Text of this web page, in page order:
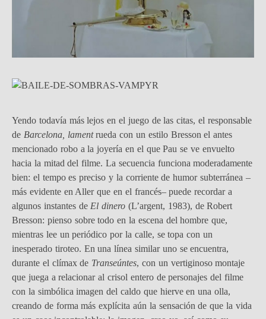
Yendo todavía más lejos en el juego de las citas, el responsable
de Barcelona, lamentrueda con un estilo Bresson el antes
mencionado robo a la joyería en el que Pau se ve envuelto
hacia la mitad del filme. La secuencia funciona moderadamente
bien: el tempo es preciso y la corriente de humor subterránea –
más evidente en Aller que en el francés– puede recordar a
algunos instantes de El dinero (L’argent, 1983), de Robert
Bresson: pienso sobre todo en la escena del hombre que,
mientras lee un periódico por la calle, se topa con un
inesperado tiroteo. En una línea similar uno se encuentra,
durante el clímax de Transeúntes, con un vertiginoso montaje
que juega a relacionar al crisol entero de personajes del filme
con la simbólica imagen del caldo que hierve en una olla,
creando de forma más explícita aún la sensación de que la vida